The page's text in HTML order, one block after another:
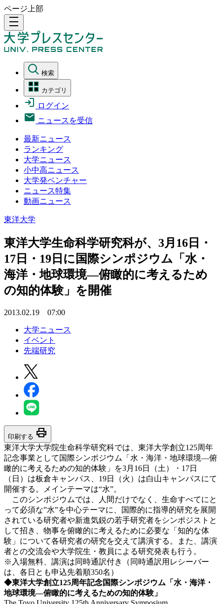
ページ上部
density_medium
検索
カテゴリ
ログイン
ニュースを受信
最新ニュース
ランキング
大学ニュース
小中高ニュース
大学発ベンチャー
ニュース特集
動画ニュース
東洋大学
東洋大学生命科学研究科が、3月16日・
17日・19日に国際シンポジウム「水・
海洋・地球環境―俯瞰的に考えるため
の知的体験」を開催
2013.02.19 07:00
大学ニュース
イベント
先端研究
印刷する print
東洋大学大学院生命科学研究科では、東洋大学創立125周年
記念事業として国際シンポジウム「水・海洋・地球環境―俯
瞰的に考えるための知的体験」を3月16日（土）・17日
（日）は板倉キャンパス、19日（火）は白山キャンパスにて
開催する。メインテーマは“水”。
このシンポジウムでは、人間だけでなく、生命すべてにと
って必須な”水”を中心テーマに、国際的に指導的研究を展開
されている研究者や新進気鋭の若手研究者をシンポジストと
して招き、物事を俯瞰的に考えるために必要な「知的な体
験」について各研究者の研究を交えて講演する。また、講演
者との交流会や大学院生・教員による研究発表も行う。
※入場無料、講演は同時通訳付き（同時通訳用レシーバー
は、各日とも申込先着順350名）
◆東洋大学創立125周年記念国際シンポジウム「水・海洋・
地球環境―俯瞰的に考えるための知的体験」